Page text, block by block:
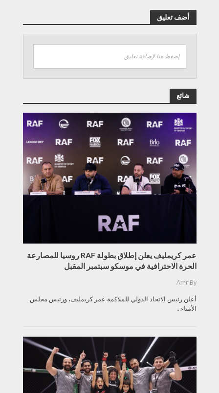
أضف تعليق
إضغط هنا لإضافة تعليق
شائع
عمر كريمليف يعلن إطلاق بطولة RAF روسيا للمصارعة
الحرة الاحترافية في موسكو سبتمبر المقبل
By
Amr
أعلن رئيس الاتحاد الدولي للملاكمة عمر كريمليف، ورئيس مجلس
الأمناء...